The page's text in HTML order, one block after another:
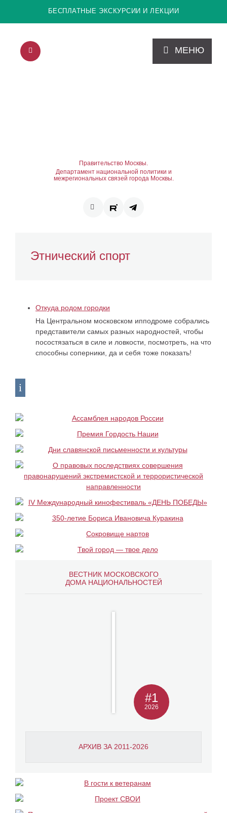
БЕСПЛАТНЫЕ ЭКСКУРСИИ И ЛЕКЦИИ
МЕНЮ
Правительство Москвы.
Департамент национальной политики и
межрегиональных связей города Москвы.
Этнический спорт
Откуда родом городки
На Центральном московском ипподроме собрались
представители самых разных народностей, чтобы
посостязаться в силе и ловкости, посмотреть, на что
способны соперники, да и себя тоже показать!
ВЕСТНИК МОСКОВСКОГО
ДОМА НАЦИОНАЛЬНОСТЕЙ
АРХИВ ЗА 2011-2026
#1
2026